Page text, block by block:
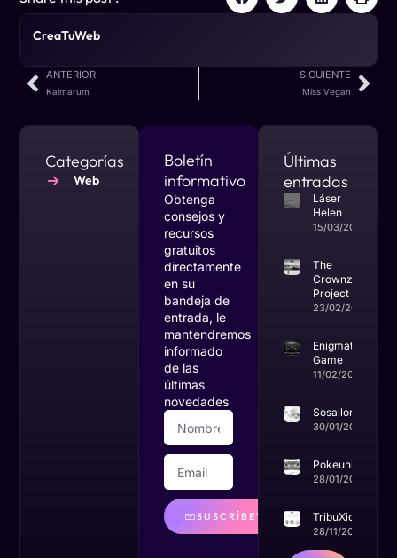
CreaTuWeb
ANTERIOR
Kalmarum
SIGUIENTE
Miss Vegan
Categorías
Web
Boletín
informativo
Obtenga
consejos y
recursos
gratuitos
directamente
en su
bandeja de
entrada, le
mantendremos
informado
de las
últimas
novedades
SUSCRÍBETE
Últimas
entradas
Láser
Helen
15/03/2024
The
Crownz
Project
23/02/2024
Enigmatic
Game
11/02/2024
Sosalloret
30/01/2024
Pokeuniverso
28/01/2024
TribuXics
28/11/2023